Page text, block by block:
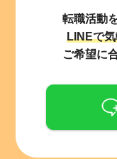
転職活動
LINEで
ご希望に